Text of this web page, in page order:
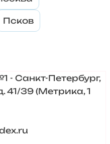
Псков
- Санкт-Петербург,
41/39 (Метрика, 1